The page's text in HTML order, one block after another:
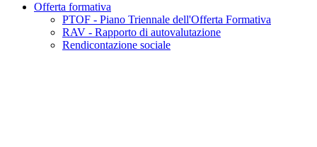
Offerta formativa
PTOF - Piano Triennale dell'Offerta Formativa
RAV - Rapporto di autovalutazione
Rendicontazione sociale